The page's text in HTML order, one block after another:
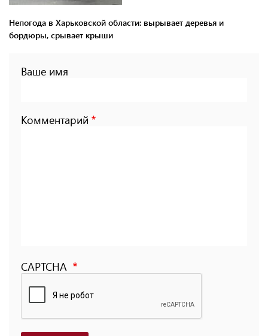
Непогода в Харьковской области: вырывает деревья и
бордюры, срывает крыши
Ваше имя
Комментарий
CAPTCHA